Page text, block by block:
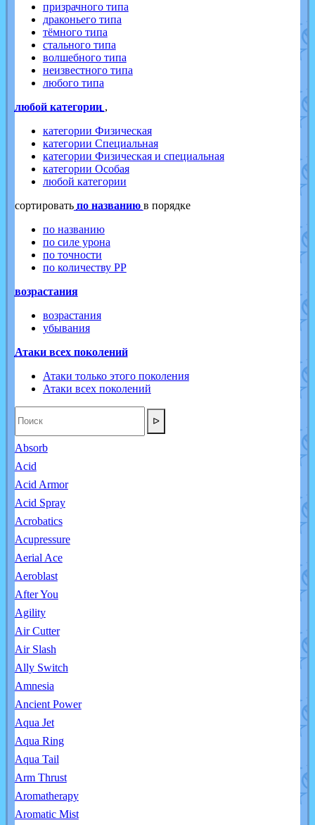
призрачного типа
драконьего типа
тёмного типа
стального типа
волшебного типа
неизвестного типа
любого типа
любой категории ,
категории Физическая
категории Специальная
категории Физическая и специальная
категории Особая
любой категории
cортировать по названию в порядке
по названию
по силе урона
по точности
по количеству PP
возрастания
возрастания
убывания
Атаки всех поколений
Атаки только этого поколения
Атаки всех поколений
ᐅ
Absorb
Acid
Acid Armor
Acid Spray
Acrobatics
Acupressure
Aerial Ace
Aeroblast
After You
Agility
Air Cutter
Air Slash
Ally Switch
Amnesia
Ancient Power
Aqua Jet
Aqua Ring
Aqua Tail
Arm Thrust
Aromatherapy
Aromatic Mist